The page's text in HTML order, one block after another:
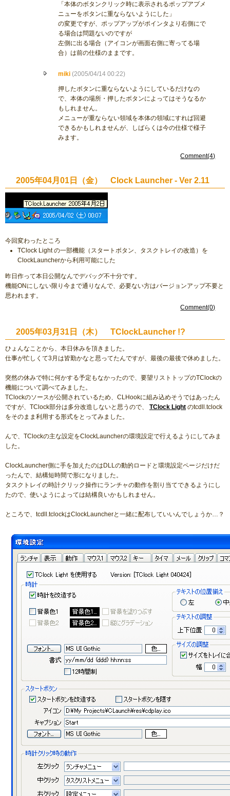
「本体のボタンクリック時に表示されるポップアプメ
ニューをボタンに重ならないようにした」
の変更ですが、ポップアップがポインタより右側にで
る場合は問題ないのですが
左側に出る場合（アイコンが画面右側に寄ってる場
合）は前の仕様のままです。
miki (2005/04/14 00:22)
押したボタンに重ならないようにしているだけなの
で、本体の場所・押したボタンによってはそうなるか
もしれません。
メニューが重ならない領域を本体の領域にすれば回避
できるかもしれませんが、しばらくは今の仕様で様子
みます。
Comment(4)
2005年04月01日（金） Clock Launcher - Ver 2.11
今回変わったところ
TClock Light の一部機能（スタートボタン、タスクトレイの改造）を
ClockLauncherから利用可能にした
昨日作って本日公開なんでデバッグ不十分です。
機能ONにしない限り今まで通りなんで、必要ない方はバージョンアップ不要と
思われます。
Comment(0)
2005年03月31日（木） TClockLauncher !?
ひょんなことから、本日休みを頂きました。
仕事が忙しくて3月は皆勤かなと思ってたんですが、最後の最後で休めました。
突然の休みで特に何かする予定もなかったので、要望リストトップのTClockの
機能について調べてみました。
TClockのソースが公開されているため、CLHookに組み込めそうではあったん
ですが、TClock部分は多分改造しないと思うので、 TClock Light のtcdll.tclock
をそのまま利用する形式をとってみました。
んで、TClockの主な設定をClockLauncherの環境設定で行えるようにしてみま
した。
ClockLauncher側に手を加えたのはDLLの動的ロードと環境設定ページだけだ
ったんで、結構短時間で形になりました。
タスクトレイの時計クリック操作にランチャの動作を割り当てできるようにし
たので、使いようによっては結構良いかもしれません。
ところで、tcdll.tclockはClockLauncherと一緒に配布していいんでしょうか…？